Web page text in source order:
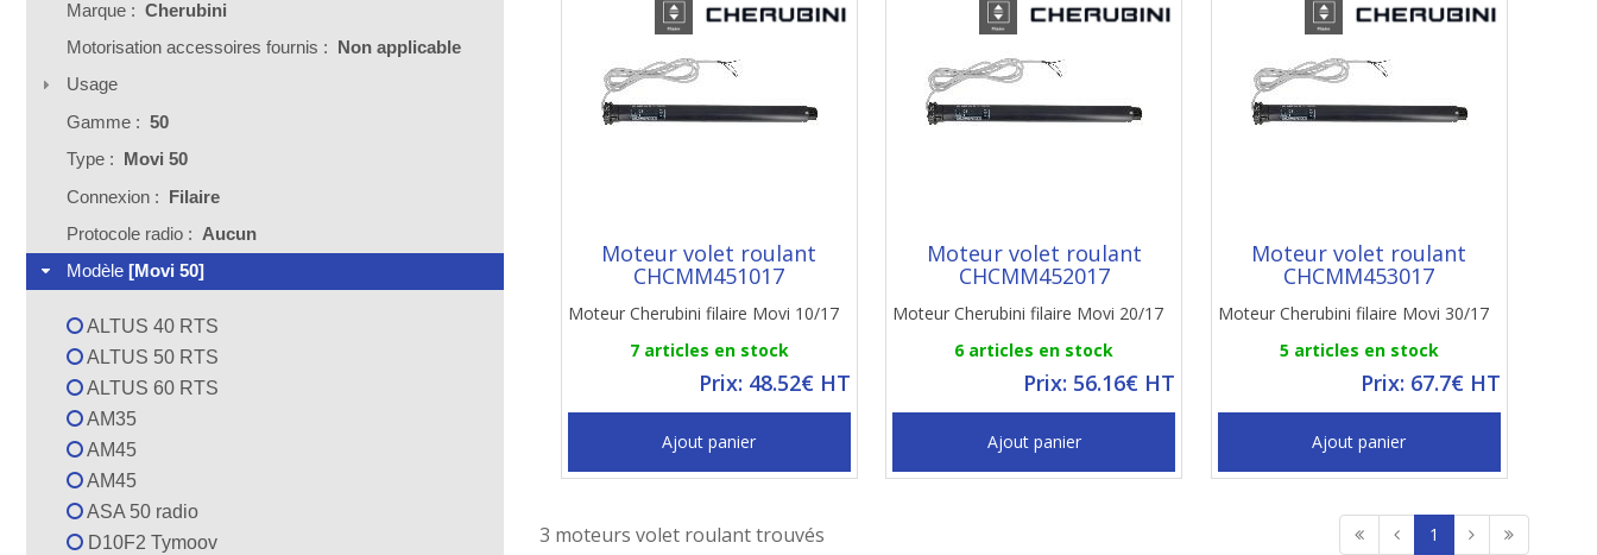
Marque : Cherubini
Motorisation accessoires fournis : Non applicable
Usage
Gamme : 50
Type : Movi 50
Connexion : Filaire
Protocole radio : Aucun
Modèle [Movi 50]
ALTUS 40 RTS
ALTUS 50 RTS
ALTUS 60 RTS
AM35
AM45
AM45
ASA 50 radio
D10F2 Tymoov
Moteur volet roulant
CHCMM451017
Moteur Cherubini filaire Movi 10/17
7 articles en stock
Prix: 48.52€ HT
Ajout panier
Moteur volet roulant
CHCMM452017
Moteur Cherubini filaire Movi 20/17
6 articles en stock
Prix: 56.16€ HT
Ajout panier
Moteur volet roulant
CHCMM453017
Moteur Cherubini filaire Movi 30/17
5 articles en stock
Prix: 67.7€ HT
Ajout panier
3 moteurs volet roulant trouvés 1